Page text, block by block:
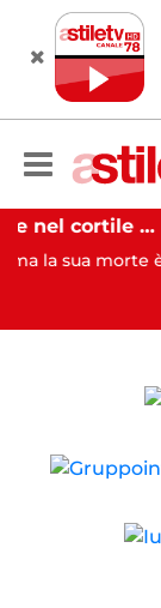
Salerno, cadavere nel cortile di un palazzo: indaga la Polizia
sua morte è